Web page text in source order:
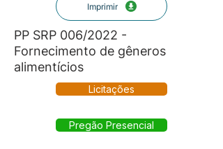
Imprimir
PP SRP 006/2022 -
Fornecimento de gêneros
alimentícios
Licitações
Pregão Presencial